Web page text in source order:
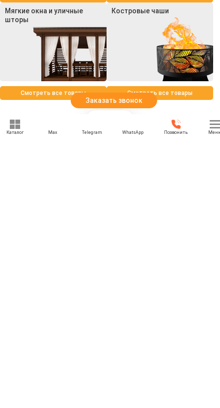
Мягкие окна и уличные
шторы
Смотреть все товары
Костровые чаши
Смотреть все товары
Заказать звонок
Каталог Max Telegram WhatsApp Позвонить